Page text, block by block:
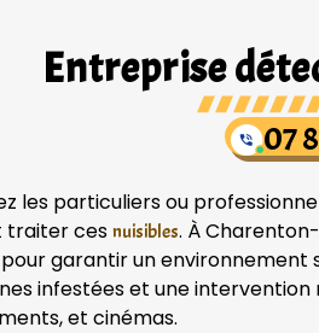
Entreprise
07
les particuliers ou
traiter cesnuisibles. À
garantir un
infestées et une
et cinémas.